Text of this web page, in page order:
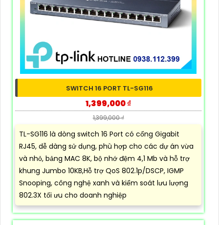
SWITCH 16 PORT TL-SG116
1,399,000 ₫
1,399,000 ₫
TL-SG116 là dòng switch 16 Port có cổng Gigabit
RJ45, dễ dàng sử dụng, phù hợp cho các dự án vừa
và nhỏ, bảng MAC 8K, bộ nhớ đệm 4,1 Mb và hỗ trợ
khung Jumbo 10KB,Hỗ trợ QoS 802.1p/DSCP, IGMP
Snooping, công nghệ xanh và kiểm soát lưu lượng
802.3X tối ưu cho doanh nghiệp